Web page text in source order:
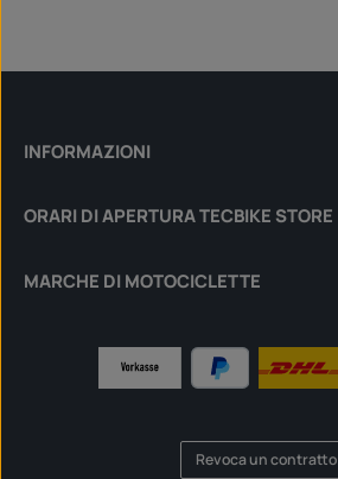
INFORMAZIONI
ORARI DI APERTURA TECBIKE STORE
MARCHE DI MOTOCICLETTE
Revoca un contratto